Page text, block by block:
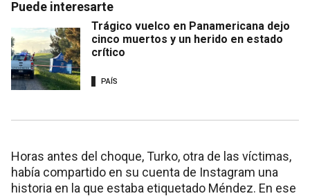
Puede interesarte
Trágico vuelco en Panamericana dejo
cinco muertos y un herido en estado
crítico
PAÍS
Horas antes del choque, Turko, otra de las víctimas,
había compartido en su cuenta de Instagram una
historia en la que estaba etiquetado Méndez. En ese